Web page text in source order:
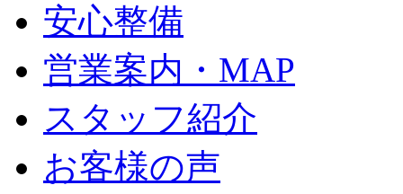
安心整備
営業案内・MAP
スタッフ紹介
お客様の声